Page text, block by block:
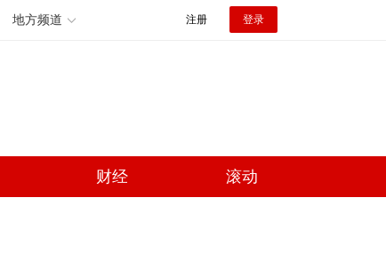
地方频道 注册 登录
财经 滚动